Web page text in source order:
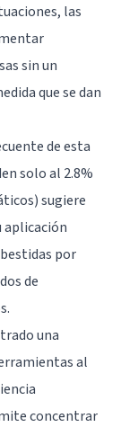
las
sin un
que se dan
de esta
solo al 2.8%
sugiere
aplicación
por
de
una
al
concentrar